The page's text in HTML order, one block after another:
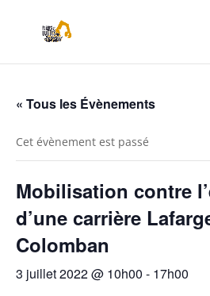
« Tous les Évènements
Cet évènement est passé
Mobilisation contre
d’une carrière
Colomban
3 juillet 2022 @ 10h00 - 17h00